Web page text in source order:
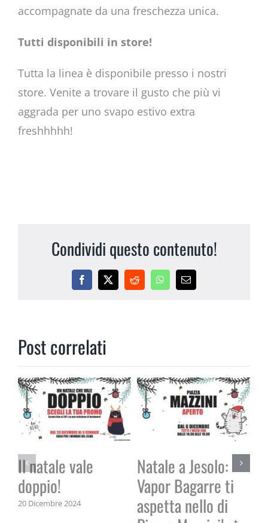
accompagnate da una freschezza unica.
Tutti disponibili in store!
Tutta la linea è disponibile presso i nostri
store. Venite a trovare il gusto che più vi
aggrada per uno svapo estivo extra
freshhhhh!
Condividi questo contenuto!
Facebook
X RedditWhatsApp
Email
Post correlati
Il natale vale
doppio!
20 Dicembre 2024
Natale a Jesolo:
Vapor Bagarre ti
aspetta nello di